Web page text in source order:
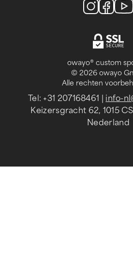
owayo® custom
© 2026 owayo
Alle rechten
Tel: +31 207168461 info-
Keizersgracht 62, 1015
Nederland